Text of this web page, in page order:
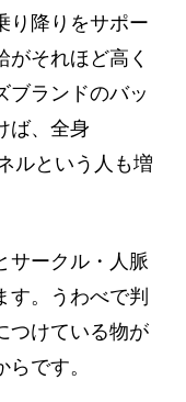
り降りをサポー
がそれほど高く
ブランドのバッ
ば、全身
ルという人も増
サークル・人脈
す。うわべで判
つけている物が
です。